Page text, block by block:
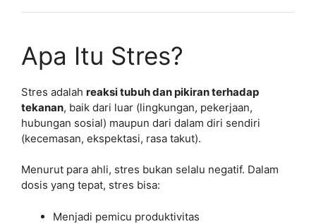
Apa Itu Stres?
Stres adalah reaksi tubuh dan pikiran terhadap
tekanan, baik dari luar (lingkungan, pekerjaan,
hubungan sosial) maupun dari dalam diri sendiri
(kecemasan, ekspektasi, rasa takut).
Menurut para ahli, stres bukan selalu negatif. Dalam
dosis yang tepat, stres bisa:
Menjadi pemicu produktivitas